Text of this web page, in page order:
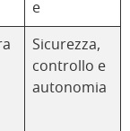
e
Sicurezza,
controllo e
autonomia